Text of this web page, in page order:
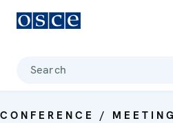
Search
CONFERENCE /